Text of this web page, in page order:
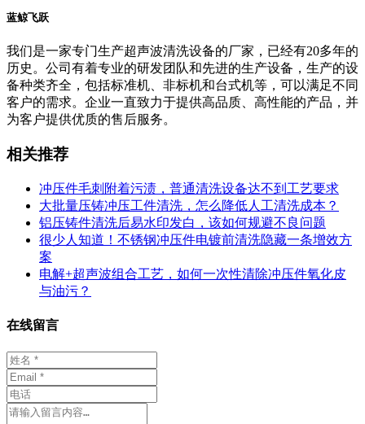
蓝鲸飞跃
我们是一家专门生产超声波清洗设备的厂家，已经有20多年的
历史。公司有着专业的研发团队和先进的生产设备，生产的设
备种类齐全，包括标准机、非标机和台式机等，可以满足不同
客户的需求。企业一直致力于提供高品质、高性能的产品，并
为客户提供优质的售后服务。
相关推荐
冲压件毛刺附着污渍，普通清洗设备达不到工艺要求
大批量压铸冲压工件清洗，怎么降低人工清洗成本？
铝压铸件清洗后易水印发白，该如何规避不良问题
很少人知道！不锈钢冲压件电镀前清洗隐藏一条增效方
案
电解+超声波组合工艺，如何一次性清除冲压件氧化皮
与油污？
在线留言